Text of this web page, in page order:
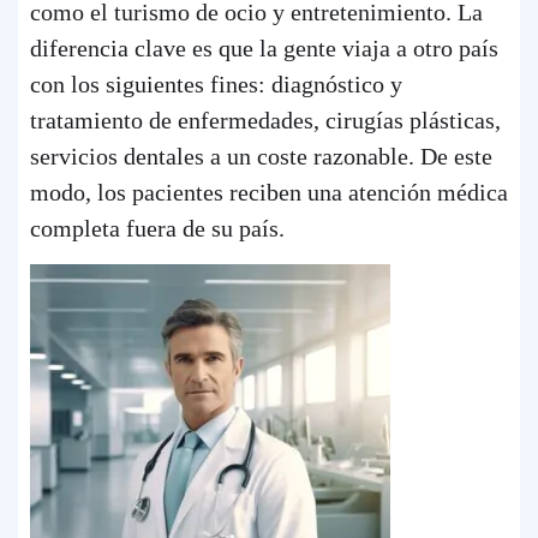
como el turismo de ocio y entretenimiento. La
diferencia clave es que la gente viaja a otro país
con los siguientes fines: diagnóstico y
tratamiento de enfermedades, cirugías plásticas,
servicios dentales a un coste razonable. De este
modo, los pacientes reciben una atención médica
completa fuera de su país.